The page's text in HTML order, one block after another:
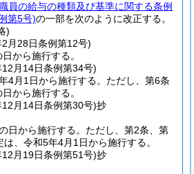
員の給与の種類及び基準に関する条例
第5号)の一部を次のように改正する。
)
月28日条例第12号)
から施行する。
月14日条例第34号)
4月1日から施行する。 ただし、第6条
から施行する。
月14日条例第30号)抄
日から施行する。 ただし、第2条、第
、令和5年4月1日から施行する。
月19日条例第51号)抄